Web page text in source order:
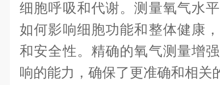
细胞呼吸和代谢。测量氧气水
如何影响细胞功能和整体健康
和安全性。精确的氧气测量增
响的能力，确保了更准确和相关